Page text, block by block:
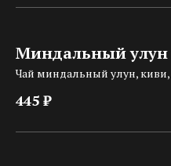
Миндальный улун
Чай миндальный улун,
445 ₽